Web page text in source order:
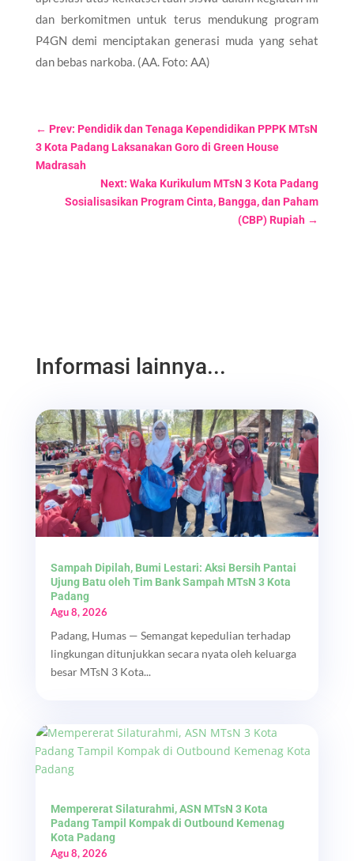
dan berkomitmen untuk terus mendukung program
P4GN demi menciptakan generasi muda yang sehat
dan bebas narkoba. (AA. Foto: AA)
← Prev: Pendidik dan Tenaga Kependidikan PPPK MTsN
3 Kota Padang Laksanakan Goro di Green House
Madrasah
Next: Waka Kurikulum MTsN 3 Kota Padang
Sosialisasikan Program Cinta, Bangga, dan Paham
(CBP) Rupiah →
Informasi lainnya...
Sampah Dipilah, Bumi Lestari: Aksi Bersih Pantai
Ujung Batu oleh Tim Bank Sampah MTsN 3 Kota
Padang
Agu 8, 2026
Padang, Humas — Semangat kepedulian terhadap
lingkungan ditunjukkan secara nyata oleh keluarga
besar MTsN 3 Kota...
Mempererat Silaturahmi, ASN MTsN 3 Kota
Padang Tampil Kompak di Outbound Kemenag
Kota Padang
Agu 8, 2026